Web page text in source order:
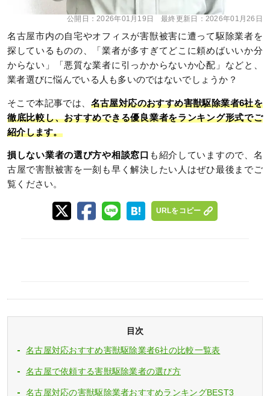
公開日：2026年01月19日 最終更新日： 2026年01月26日
名古屋市内の自宅やオフィスが害獣被害に遭って駆除業者を
探しているものの、「業者が多すぎてどこに頼めばいいか分
からない」「悪質な業者に引っかからないか心配」などと、
業者選びに悩んでいる人も多いのではないでしょうか？
そこで本記事では、 名古屋対応のおすすめ害獣駆除業者6社を
徹底比較し、おすすめできる優良業者をランキング形式でご
紹介します。
損しない業者の選び方や相談窓口 も紹介していますので、名
古屋で害獣被害を一刻も早く解決したい人はぜひ最後までご
覧ください。
URLをコピー
目次
名古屋対応おすすめ害獣駆除業者6社の比較一覧表
名古屋で依頼する害獣駆除業者の選び方
名古屋対応の害獣駆除業者おすすめランキングBEST3